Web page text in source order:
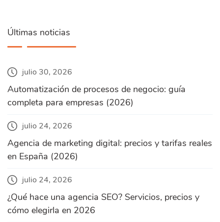
Últimas noticias
julio 30, 2026
Automatización de procesos de negocio: guía
completa para empresas (2026)
julio 24, 2026
Agencia de marketing digital: precios y tarifas reales
en España (2026)
julio 24, 2026
¿Qué hace una agencia SEO? Servicios, precios y
cómo elegirla en 2026